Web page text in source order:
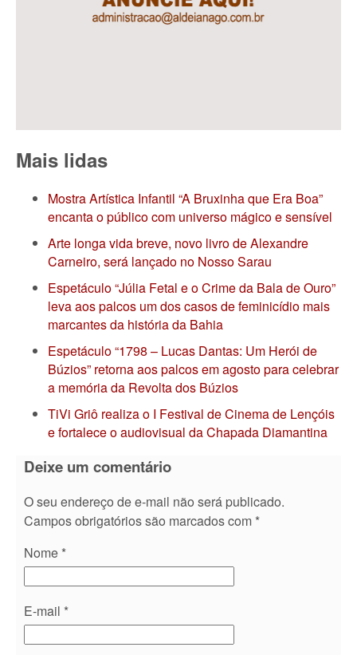
Mais lidas
Mostra Artística Infantil “A Bruxinha que Era Boa”
encanta o público com universo mágico e sensível
Arte longa vida breve, novo livro de Alexandre
Carneiro, será lançado no Nosso Sarau
Espetáculo “Júlia Fetal e o Crime da Bala de Ouro”
leva aos palcos um dos casos de feminicídio mais
marcantes da história da Bahia
Espetáculo “1798 – Lucas Dantas: Um Herói de
Búzios” retorna aos palcos em agosto para celebrar
a memória da Revolta dos Búzios
TiVi Griô realiza o I Festival de Cinema de Lençóis
e fortalece o audiovisual da Chapada Diamantina
Deixe um comentário
O seu endereço de e-mail não será publicado.
Campos obrigatórios são marcados com *
Nome *
E-mail *